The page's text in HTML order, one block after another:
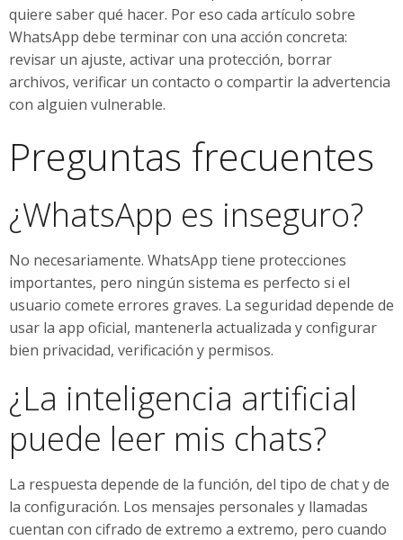
quiere saber qué hacer. Por eso cada artículo sobre
WhatsApp debe terminar con una acción concreta:
revisar un ajuste, activar una protección, borrar
archivos, verificar un contacto o compartir la advertencia
con alguien vulnerable.
Preguntas frecuentes
¿WhatsApp es inseguro?
No necesariamente. WhatsApp tiene protecciones
importantes, pero ningún sistema es perfecto si el
usuario comete errores graves. La seguridad depende de
usar la app oficial, mantenerla actualizada y configurar
bien privacidad, verificación y permisos.
¿La inteligencia artificial
puede leer mis chats?
La respuesta depende de la función, del tipo de chat y de
la configuración. Los mensajes personales y llamadas
cuentan con cifrado de extremo a extremo, pero cuando